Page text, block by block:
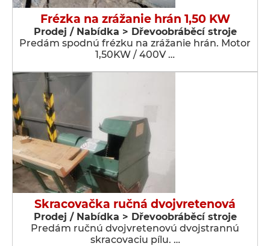
Frézka na zrážanie hrán 1,50 KW
Prodej / Nabídka > Dřevoobráběcí stroje
Predám spodnú frézku na zrážanie hrán. Motor
1,50KW / 400V …
Skracovačka ručná dvojvretenová
Prodej / Nabídka > Dřevoobráběcí stroje
Predám ručnú dvojvretenovú dvojstrannú
skracovaciu pílu. …